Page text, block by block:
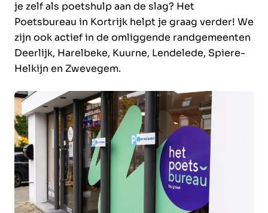
je zelf als poetshulp aan de slag? Het
Poetsbureau in Kortrijk helpt je graag verder! We
zijn ook actief in de omliggende randgemeenten
Deerlijk, Harelbeke, Kuurne, Lendelede, Spiere-
Helkijn en Zwevegem.